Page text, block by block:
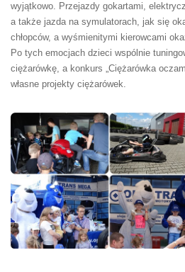
wyjątkowo. Przejazdy gokartami,
a także jazda na symulatorach, jak się
chłopców, a wyśmienitymi kierowcami
Po tych emocjach dzieci wspólnie
ciężarówkę, a konkurs „Ciężarówka
własne projekty ciężarówek.